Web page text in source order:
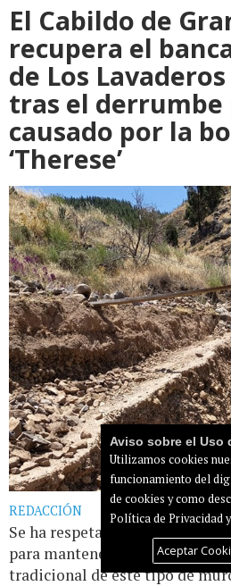
El Cabildo de
recupera el
de Los
tras el derrumbe
causado por la
‘Therese’
REDACCIÓN
Se ha respetado la técnica
para mantener el
tradicional de este tipo de
Aviso sobre el Uso
Utilizamos cookies
funcionamiento del
de cookies y como
Política de Privacidad
Aceptar